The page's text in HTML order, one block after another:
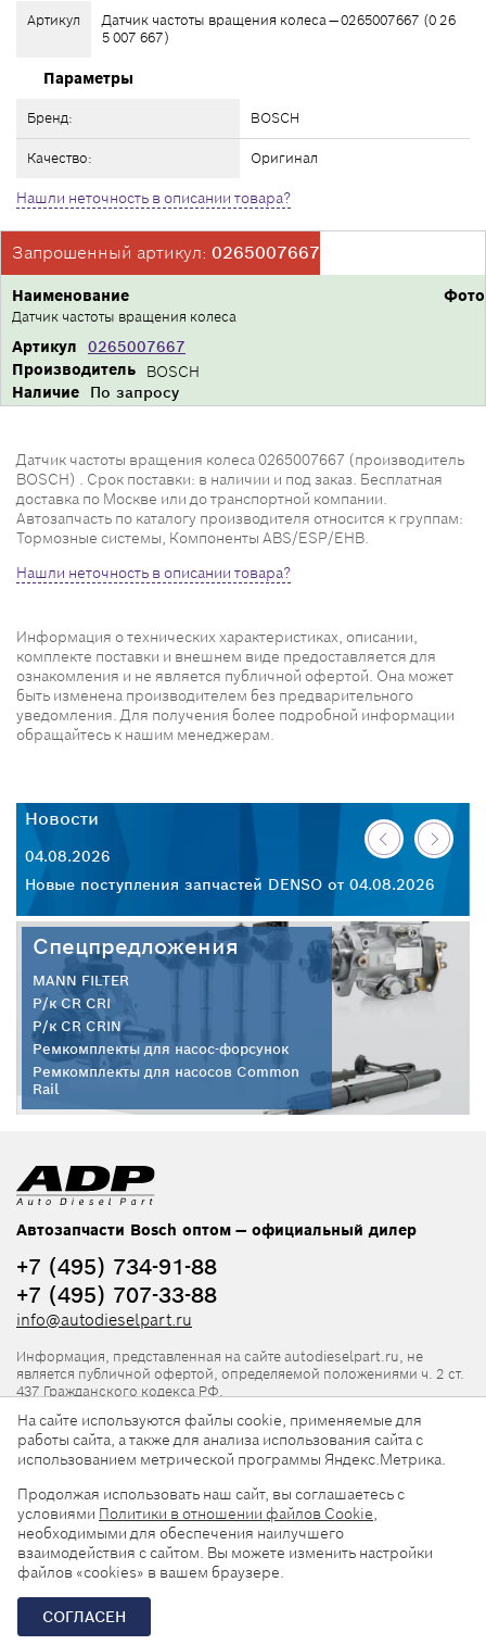
Артикул
Датчик частоты вращения колеса — 0265007667 (0 26
5 007 667)
Параметры
Бренд: BOSCH
Качество: Оригинал
Нашли неточность в описании товара?
Запрошенный артикул: 0265007667
Фото
Производитель BOSCH
Артикул 0265007667
Наименование
Датчик частоты вращения колеса
Наличие По запросу
Датчик частоты вращения колеса 0265007667 (производитель
BOSCH) . Срок поставки: в наличии и под заказ. Бесплатная
доставка по Москве или до транспортной компании.
Автозапчасть по каталогу производителя относится к группам:
Тормозные системы, Компоненты ABS/ESP/EHB.
Нашли неточность в описании товара?
Информация о технических характеристиках, описании,
комплекте поставки и внешнем виде предоставляется для
ознакомления и не является публичной офертой. Она может
быть изменена производителем без предварительного
уведомления. Для получения более подробной информации
обращайтесь к нашим менеджерам.
Новости
04.08.2026
Новые поступления запчастей DENSO от 04.08.2026
Спецпредложения
MANN FILTER
Р/к CR CRI
Р/к CR CRIN
Ремкомплекты для насос-форсунок
Ремкомплекты для насосов Common
Rail
Автозапчасти Bosch оптом — официальный дилер
+7 (495) 734-91-88
+7 (495) 707-33-88
info@autodieselpart.ru
Информация, представленная на сайте autodieselpart.ru, не
является публичной офертой, определяемой положениями ч. 2 ст.
437 Гражданского кодекса РФ.
Нормативная документация
ADP в социальных сетях
© 2026, ООО «АвтоДизельПарт». Все права защищены.
Разработка сайта —
На сайте используются файлы cookie, применяемые для
работы сайта, а также для анализа использования сайта с
использованием метрической программы Яндекс.Метрика.
Продолжая использовать наш сайт, вы соглашаетесь с
условиями Политики в отношении файлов Cookie,
необходимыми для обеспечения наилучшего
взаимодействия с сайтом. Вы можете изменить настройки
файлов «cookies» в вашем браузере.
СОГЛАСЕН